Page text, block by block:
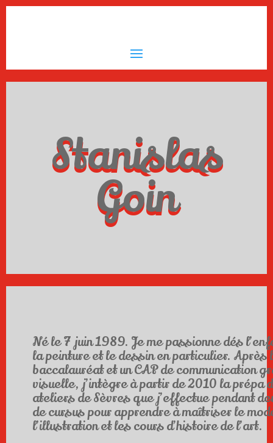
Stanislas
Goin
Né le 7 juin 1989. Je me passionne dés
la peinture et le dessin en particulier. Après
baccalauréat et un CAP de communication
visuelle, j’intègre à partir de 2010 la prépa
ateliers de Sèvres que j’effectue pendant
de cursus pour apprendre à maîtriser le
l’illustration et les cours d’histoire de l’art.